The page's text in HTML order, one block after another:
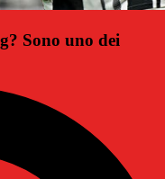
Sono uno dei